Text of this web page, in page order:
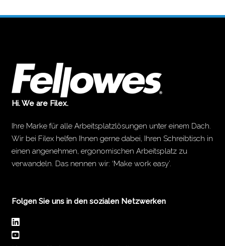
Hi. We are Filex.
Ihre Marke für alle Arbeitsplatzlösungen unter einem Dach.
Wir bei Filex helfen Ihnen gerne dabei, Ihren Schreibtisch in
einen angenehmen, ergonomischen Arbeitsplatz zu
verwandeln. Das nennen wir: ‘Make work easy’.
Folgen Sie uns in den sozialen Netzwerken